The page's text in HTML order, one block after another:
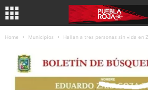
Home Municipios Hallan a tres personas sin vida en